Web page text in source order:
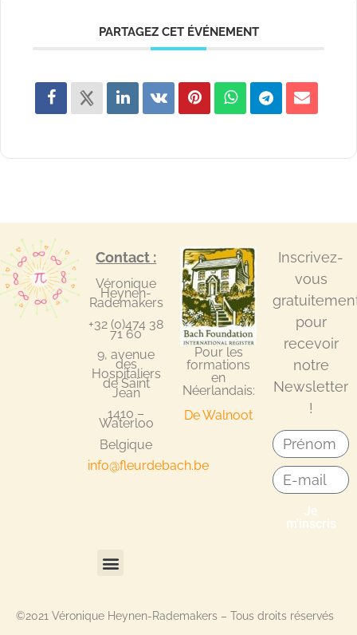
PARTAGEZ CET ÉVÉNEMENT
Contact :
Véronique
Heynen-
Rademakers
+32 (0)474 38
71 60
9, avenue
des
Hospitaliers
de Saint
Jean
1410 –
Waterloo
Belgique
info@fleurdebach.be
Pour les
formations
en
Néerlandais:
De Walnoot
Inscrivez-
vous
pour
recevoir
notre
Newsletter
!
Je
m'inscris
©2021 Véronique Heynen-Rademakers – Tous droits réservés